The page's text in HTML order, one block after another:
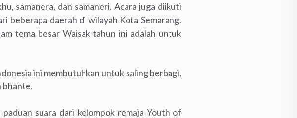
samanera, dan samaneri. Acara juga diikuti
beberapa daerah di wilayah Kota Semarang.
tema besar Waisak tahun ini adalah untuk
ini membutuhkan untuk saling berbagi,
bhante.
suara dari kelompok remaja Youth of